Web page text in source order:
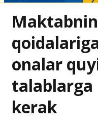
onalar
talablarga
kerak